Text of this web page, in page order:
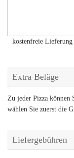
kostenfreie
Extra Beläge
Zu jeder Pizza
wählen Sie zuerst die
Liefergebühren